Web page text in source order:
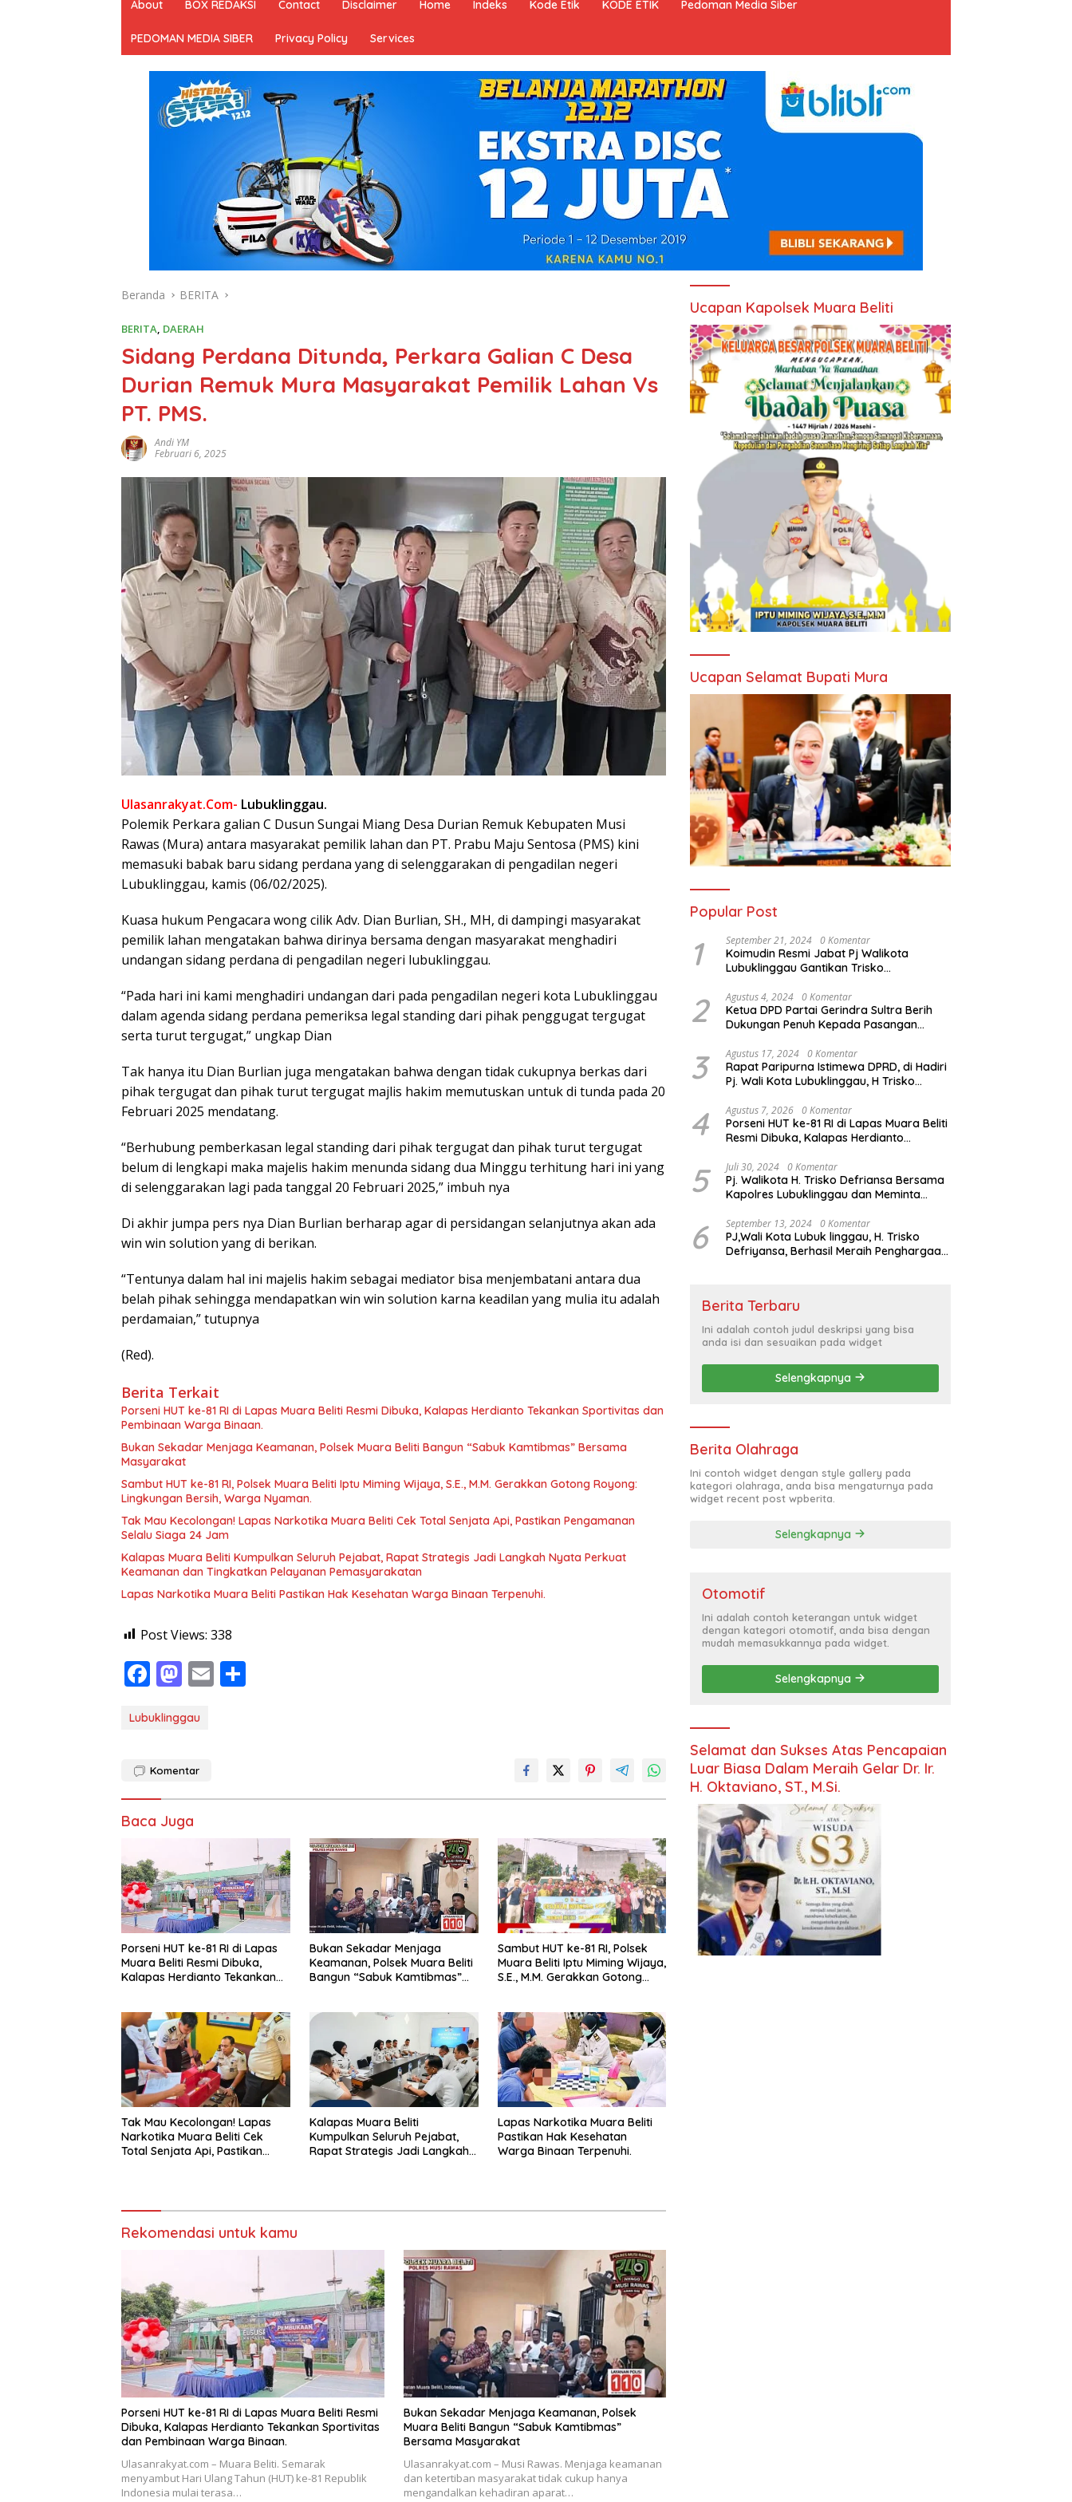
About BOX REDAKSI Contact Disclaimer Home Indeks Kode Etik KODE ETIK Pedoman Media Siber
PEDOMAN MEDIA SIBER Privacy Policy Services
Beranda BERITA
BERITA, DAERAH
Sidang Perdana Ditunda, Perkara Galian C Desa
Durian Remuk Mura Masyarakat Pemilik Lahan Vs
PT. PMS.
Andi YM
Februari 6, 2025
Ulasanrakyat.Com- Lubuklinggau.
Polemik Perkara galian C Dusun Sungai Miang Desa Durian Remuk Kebupaten Musi
Rawas (Mura) antara masyarakat pemilik lahan dan PT. Prabu Maju Sentosa (PMS) kini
memasuki babak baru sidang perdana yang di selenggarakan di pengadilan negeri
Lubuklinggau, kamis (06/02/2025).
Kuasa hukum Pengacara wong cilik Adv. Dian Burlian, SH., MH, di dampingi masyarakat
pemilik lahan mengatakan bahwa dirinya bersama dengan masyarakat menghadiri
undangan sidang perdana di pengadilan negeri lubuklinggau.
“Pada hari ini kami menghadiri undangan dari pada pengadilan negeri kota Lubuklinggau
dalam agenda sidang perdana pemeriksa legal standing dari pihak penggugat tergugat
serta turut tergugat,” ungkap Dian
Tak hanya itu Dian Burlian juga mengatakan bahwa dengan tidak cukupnya berkas dari
pihak tergugat dan pihak turut tergugat majlis hakim memutuskan untuk di tunda pada 20
Februari 2025 mendatang.
“Berhubung pemberkasan legal standing dari pihak tergugat dan pihak turut tergugat
belum di lengkapi maka majelis hakim menunda sidang dua Minggu terhitung hari ini yang
di selenggarakan lagi pada tanggal 20 Februari 2025,” imbuh nya
Di akhir jumpa pers nya Dian Burlian berharap agar di persidangan selanjutnya akan ada
win win solution yang di berikan.
“Tentunya dalam hal ini majelis hakim sebagai mediator bisa menjembatani antara dua
belah pihak sehingga mendapatkan win win solution karna keadilan yang mulia itu adalah
perdamaian,” tutupnya
(Red).
Berita Terkait
Porseni HUT ke-81 RI di Lapas Muara Beliti Resmi Dibuka, Kalapas Herdianto Tekankan Sportivitas dan
Pembinaan Warga Binaan.
Bukan Sekadar Menjaga Keamanan, Polsek Muara Beliti Bangun “Sabuk Kamtibmas” Bersama
Masyarakat
Sambut HUT ke-81 RI, Polsek Muara Beliti Iptu Miming Wijaya, S.E., M.M. Gerakkan Gotong Royong:
Lingkungan Bersih, Warga Nyaman.
Tak Mau Kecolongan! Lapas Narkotika Muara Beliti Cek Total Senjata Api, Pastikan Pengamanan
Selalu Siaga 24 Jam
Kalapas Muara Beliti Kumpulkan Seluruh Pejabat, Rapat Strategis Jadi Langkah Nyata Perkuat
Keamanan dan Tingkatkan Pelayanan Pemasyarakatan
Lapas Narkotika Muara Beliti Pastikan Hak Kesehatan Warga Binaan Terpenuhi.
Post Views: 338
F
e
o
o
k
M
to
o
n
E
Lubuklinggau
Komentar
Baca Juga
Porseni HUT ke-81 RI di Lapas
Muara Beliti Resmi Dibuka,
Kalapas Herdianto Tekankan
Bukan Sekadar Menjaga
Keamanan, Polsek Muara Beliti
Bangun “Sabuk Kamtibmas”
Sambut HUT ke-81 RI, Polsek
Muara Beliti Iptu Miming Wijaya,
S.E., M.M. Gerakkan Gotong
Tak Mau Kecolongan! Lapas
Narkotika Muara Beliti Cek
Total Senjata Api, Pastikan
Kalapas Muara Beliti
Kumpulkan Seluruh Pejabat,
Rapat Strategis Jadi Langkah
Lapas Narkotika Muara Beliti
Pastikan Hak Kesehatan
Warga Binaan Terpenuhi.
Rekomendasi untuk kamu
Porseni HUT ke-81 RI di Lapas Muara Beliti Resmi
Dibuka, Kalapas Herdianto Tekankan Sportivitas
dan Pembinaan Warga Binaan.
Ulasanrakyat.com – Muara Beliti. Semarak
menyambut Hari Ulang Tahun (HUT) ke-81 Republik
Indonesia mulai terasa…
Bukan Sekadar Menjaga Keamanan, Polsek
Muara Beliti Bangun “Sabuk Kamtibmas”
Bersama Masyarakat
Ulasanrakyat.com – Musi Rawas. Menjaga keamanan
dan ketertiban masyarakat tidak cukup hanya
mengandalkan kehadiran aparat…
Ucapan Kapolsek Muara Beliti
Ucapan Selamat Bupati Mura
Popular Post
1 September 21, 2024 0 Komentar
Koimudin Resmi Jabat Pj Walikota
Lubuklinggau Gantikan Trisko
2 Agustus 4, 2024 0 Komentar
Ketua DPD Partai Gerindra Sultra Berih
Dukungan Penuh Kepada Pasangan
Konawe (HADIR) di Pilkada Konawe 2024
3 Agustus 17, 2024 0 Komentar
Rapat Paripurna Istimewa DPRD, di Hadiri
Pj. Wali Kota Lubuklinggau, H Trisko
Mendengarkan Pidato Kenegaraan
Presiden RI Dalam Rangka HUT ke-79
4 Agustus 7, 2026 0 Komentar
Porseni HUT ke-81 RI di Lapas Muara Beliti
Resmi Dibuka, Kalapas Herdianto
Warga Binaan.
5 Juli 30, 2024 0 Komentar
Pj. Walikota H. Trisko Defriansa Bersama
Kapolres Lubuklinggau dan Meminta
Hajatan Politik
6 September 13, 2024 0 Komentar
PJ,Wali Kota Lubuk linggau, H. Trisko
Defriyansa, Berhasil Meraih Penghargaan
Berita Terbaru
Ini adalah contoh judul deskripsi yang bisa
anda isi dan sesuaikan pada widget
Selengkapnya
Berita Olahraga
Ini contoh widget dengan style gallery pada
kategori olahraga, anda bisa mengaturnya pada
widget recent post wpberita.
Selengkapnya
Otomotif
Ini adalah contoh keterangan untuk widget
dengan kategori otomotif, anda bisa dengan
mudah memasukkannya pada widget.
Selengkapnya
Selamat dan Sukses Atas Pencapaian
Luar Biasa Dalam Meraih Gelar Dr. Ir.
H. Oktaviano, ST., M.Si.